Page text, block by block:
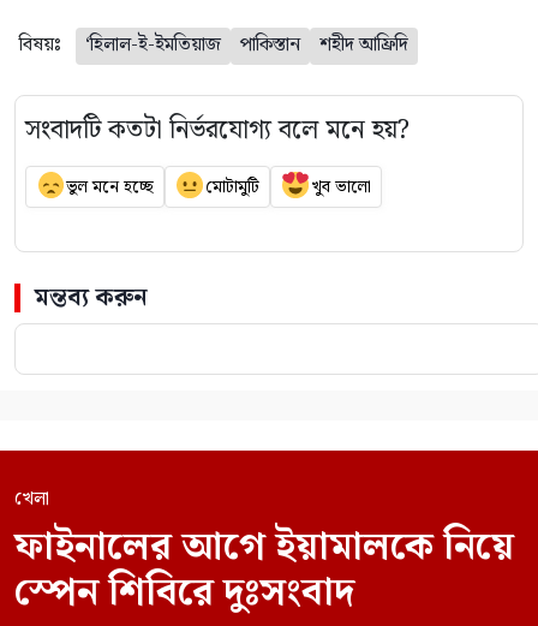
বিষয়ঃ ‘হিলাল-ই-ইমতিয়াজ পাকিস্তান শহীদ আফ্রিদি
সংবাদটি কতটা নির্ভরযোগ্য বলে মনে হয়?
ভুল মনে হচ্ছে মোটামুটি খুব ভালো
মন্তব্য করুন
খেলা
ফাইনালের আগে ইয়ামালকে নিয়ে
স্পেন শিবিরে দুঃসংবাদ